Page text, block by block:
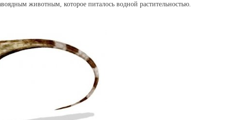
животным, которое питалось водной растительностью.